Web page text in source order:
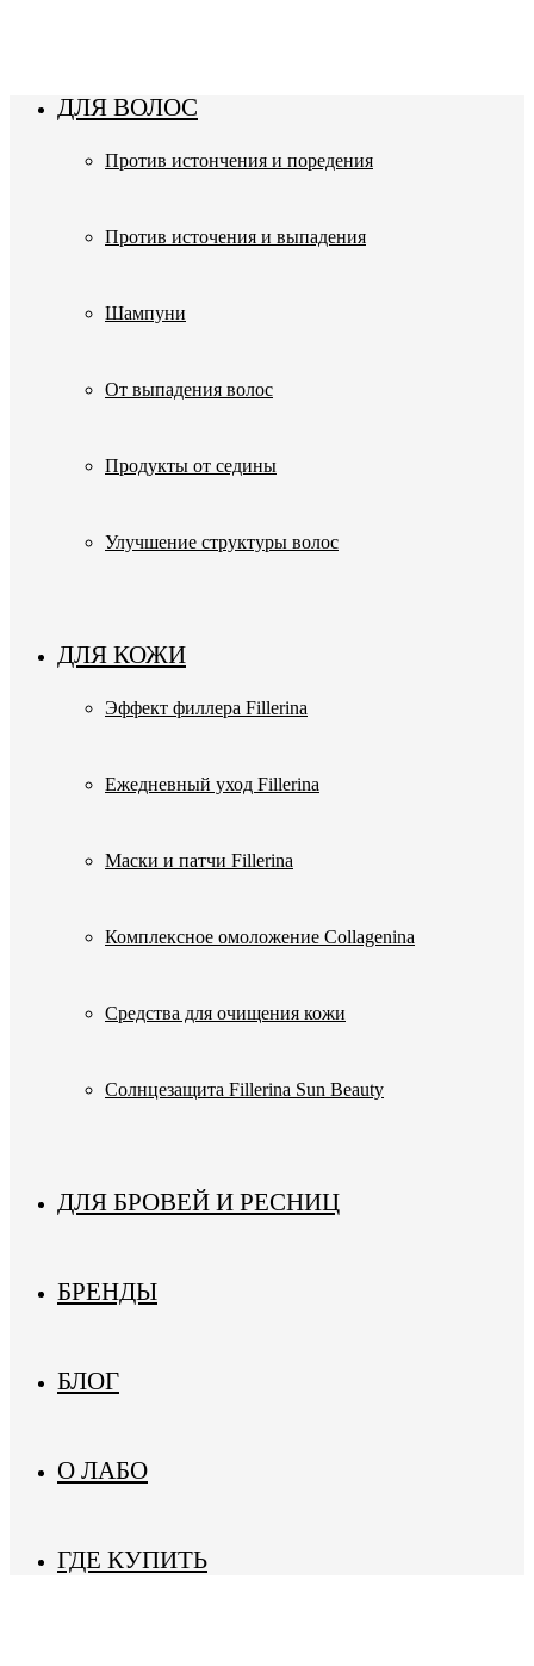
ДЛЯ ВОЛОС
Против истончения и поредения
Против источения и выпадения
Шампуни
От выпадения волос
Продукты от седины
Улучшение структуры волос
ДЛЯ КОЖИ
Эффект филлера Fillerina
Ежедневный уход Fillerina
Маски и патчи Fillerina
Комплексное омоложение Collagenina
Средства для очищения кожи
Солнцезащита Fillerina Sun Beauty
ДЛЯ БРОВЕЙ И РЕСНИЦ
БРЕНДЫ
БЛОГ
О ЛАБО
ГДЕ КУПИТЬ